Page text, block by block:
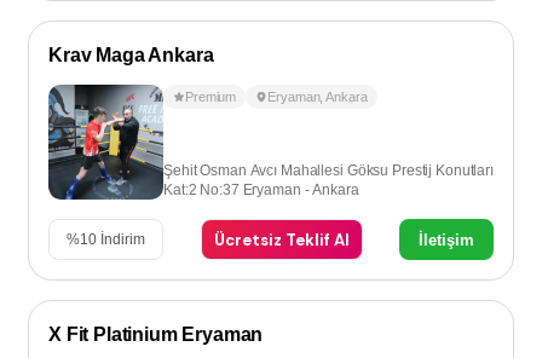
Krav Maga Ankara
Premium Eryaman,Ankara
Şehit Osman Avcı Mahallesi Göksu Prestij Konutları
Kat:2 No:37 Eryaman - Ankara
%10 İndirim Ücretsiz Teklif Al İletişim
X Fit Platinium Eryaman